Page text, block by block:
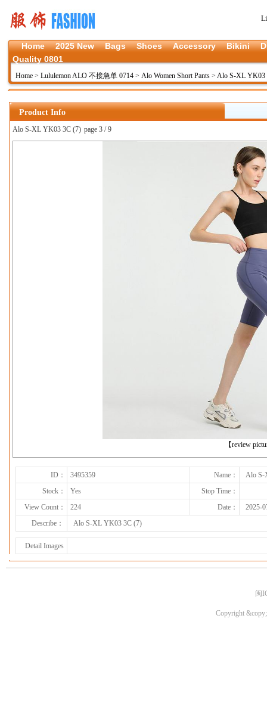
Home 2025 New Bags Shoes Accessory Bikini
Quality 0801
Home > Lululemon ALO 不接急单 0714 > Alo Women Short Pants > Alo S-XL YK03
Product Info
Alo S-XL YK03 3C (7) page 3 / 9
【review
上一张
下一张
ID： 3495359 Name：
Alo S-
Stock：
Yes
Stop Time：
View Count：
224 Date：
2025-
Describe：
Alo S-XL YK03 3C (7)
Detail Images
闽
Copyright